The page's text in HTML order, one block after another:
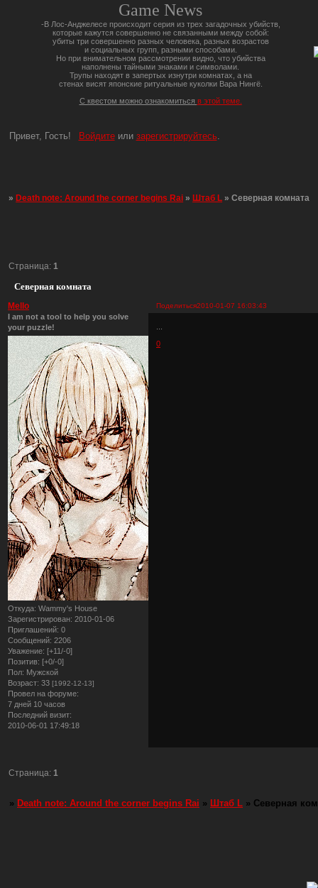
Game News
-В Лос-Анджелесе происходит серия из трех загадочных убийств,
которые кажутся совершенно не связанными между собой:
убиты три совершенно разных человека, разных возрастов
и социальных групп, разными способами.
Но при внимательном рассмотрении видно, что убийства
наполнены тайными знаками и символами.
Трупы находят в запертых изнутри комнатах, а на
стенах висят японские ритуальные куколки Вара Нингё.
С квестом можно ознакомиться в этой теме.
Привет, Гость! Войдитеили зарегистрируйтесь.
»Death note: Around the corner begins Rai »Штаб L »Северная комната
Северная комната
Страница: 1
Поделиться2010-01-07 16:03:43
Mello
I am not a tool to help you solve
your puzzle!
Откуда: Wammy's House
Зарегистрирован: 2010-01-06
Приглашений: 0
Сообщений: 2206
Уважение: [+11/-0]
Позитив: [+0/-0]
Пол: Мужской
Возраст: 33 [1992-12-13]
Провел на форуме:
7 дней 10 часов
Последний визит:
2010-06-01 17:49:18
0
Страница:1
» Death note: Around the corner begins Rai » Штаб L » Северная